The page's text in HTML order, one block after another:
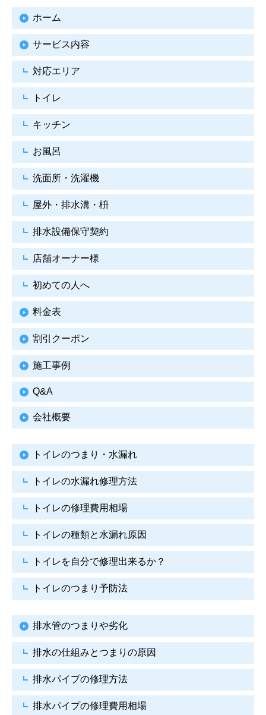
ホーム
サービス内容
対応エリア
トイレ
キッチン
お風呂
洗面所・洗濯機
屋外・排水溝・枡
排水設備保守契約
店舗オーナー様
初めての人へ
料金表
割引クーポン
施工事例
Q&A
会社概要
トイレのつまり・水漏れ
トイレの水漏れ修理方法
トイレの修理費用相場
トイレの種類と水漏れ原因
トイレを自分で修理出来るか？
トイレのつまり予防法
排水管のつまりや劣化
排水の仕組みとつまりの原因
排水パイプの修理方法
排水パイプの修理費用相場